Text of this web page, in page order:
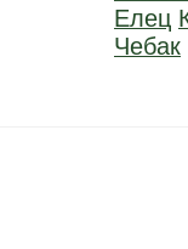
Елец
Чебак